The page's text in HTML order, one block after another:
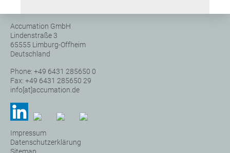
Accumation GmbH
Lindenstraße 3
65555 Limburg-Offheim
Deutschland
Phone: +49 6431 285650 0
Fax: +49 6431 285650 29
info[at]accumation.de
Impressum
Datenschutzerklärung